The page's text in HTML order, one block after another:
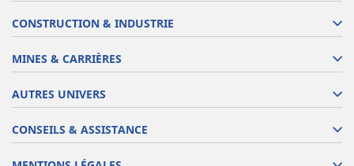
CONSTRUCTION & INDUSTRIE
MINES & CARRIÈRES
AUTRES UNIVERS
CONSEILS & ASSISTANCE